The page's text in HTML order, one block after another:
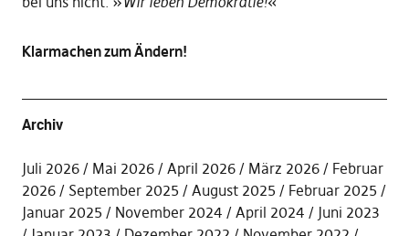
Klarmachen zum Ändern!
Archiv
Juli 2026 Mai 2026 April 2026 März 2026
Februar
2026
September 2025 August 2025
Februar 2025
Januar 2025
November 2024 April 2024
Juni 2023